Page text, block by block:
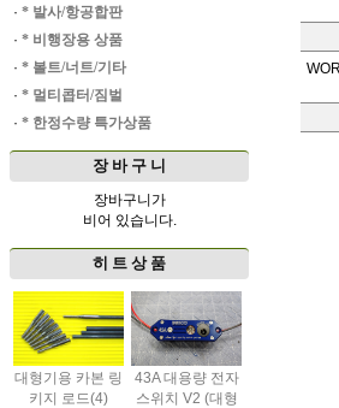
· * 발사/항공합판
· * 비행장용 상품
· * 볼트/너트/기타
· * 멀티콥터/짐벌
· * 한정수량 특가상품
장 바 구 니
장바구니가
비어 있습니다.
히 트 상 품
대형기용 카본 링
키지 로드(4)
43A 대용량 전자
스위치 V2 (대형